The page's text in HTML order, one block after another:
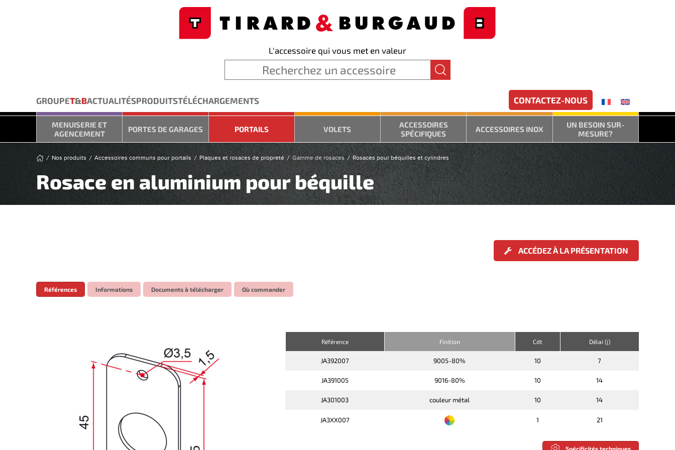
L'accessoire qui vous met en valeur
GROUPET&BACTUALITÉSPRODUITSTÉLÉCHARGEMENTS CONTACTEZ-NOUS
MENUISERIE ET
AGENCEMENT
PORTES DE GARAGES PORTAILS VOLETS
ACCESSOIRES
SPÉCIFIQUES
ACCESSOIRES INOX
UN BESOIN SUR-
MESURE?
Nos produits Accessoires communs pour portails Plaques et rosaces de propreté Gamme de rosaces Rosaces pour béquilles et cylindres
Rosace en aluminium pour béquille
ACCÉDEZ À LA PRÉSENTATION
Références Informations Documents à télécharger Où commander
Référence Finition Cdt Délai (j)
JA392007 9005-80% 10 7
JA391005 9016-80% 10 14
JA301003 couleur métal 10 14
JA3XX007 1 21
Spécificités techniques